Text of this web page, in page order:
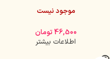
موجود نیست
46,500تومان
اطلاعات بیشتر